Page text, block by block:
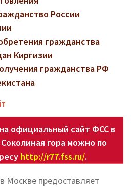
России
гражданства
Киргизии
гражданства РФ
официальный сайт ФСС в
гора можно по
http://r77.fss.ru/.
Москве предоставляет